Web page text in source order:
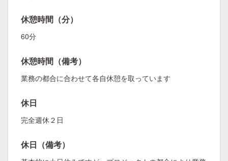
休憩時間（分）
60分
休憩時間（備考）
業務の都合に合わせて各自休憩を取っています
休日
完全週休２日
休日（備考）